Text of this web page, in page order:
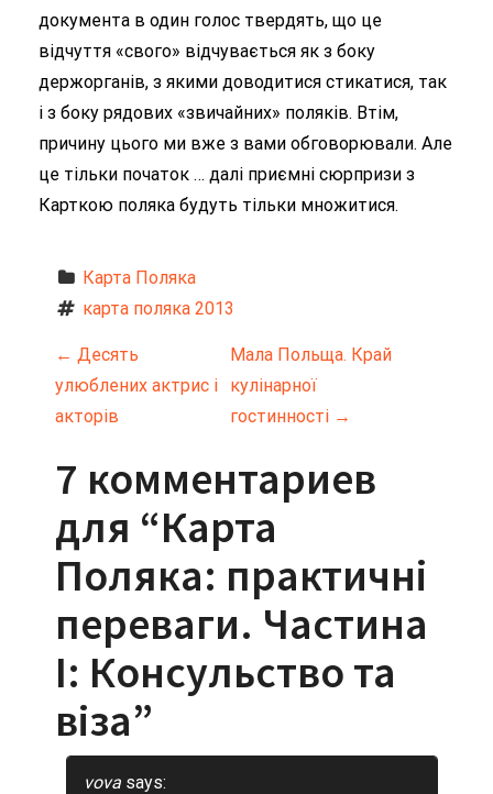
документа в один голос твердять, що це
відчуття «свого» відчувається як з боку
держорганів, з якими доводитися стикатися, так
і з боку рядових «звичайних» поляків. Втім,
причину цього ми вже з вами обговорювали. Але
це тільки початок … далі приємні сюрпризи з
Карткою поляка будуть тільки множитися.
Карта Поляка
карта поляка 2013
Н
а
в
и
г
а
ц
и
я
← Десять
улюблених актрис і
акторів
Мала Польща. Край
кулінарної
гостинності →
7 комментариев
для “Карта
Поляка: практичні
переваги. Частина
I: Консульство та
віза”
vova says: